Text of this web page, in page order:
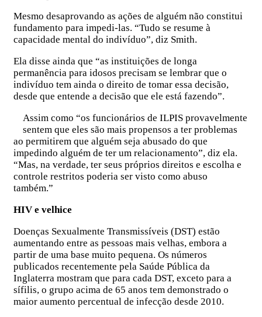
Mesmo desaprovando as ações de alguém não constitui
fundamento para impedi-las. “Tudo se resume à
capacidade mental do indivíduo”, diz Smith.
Ela disse ainda que “as instituições de longa
permanência para idosos precisam se lembrar que o
indivíduo tem ainda o direito de tomar essa decisão,
desde que entende a decisão que ele está fazendo”.
Assim como “os funcionários de ILPIS provavelmente
sentem que eles são mais propensos a ter problemas
ao permitirem que alguém seja abusado do que
impedindo alguém de ter um relacionamento”, diz ela.
“Mas, na verdade, ter seus próprios direitos e escolha e
controle restritos poderia ser visto como abuso
também.”
HIV e velhice
Doenças Sexualmente Transmissíveis (DST) estão
aumentando entre as pessoas mais velhas, embora a
partir de uma base muito pequena. Os números
publicados recentemente pela Saúde Pública da
Inglaterra mostram que para cada DST, exceto para a
sífilis, o grupo acima de 65 anos tem demonstrado o
maior aumento percentual de infecção desde 2010.